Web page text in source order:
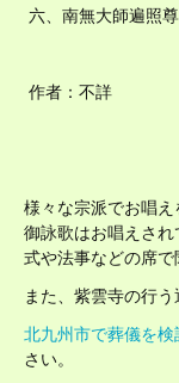
六、南無大師遍照
作者：不詳
様々な宗派でお唱
御詠歌はお唱えさ
式や法事などの席で
また、紫雲寺の行
北九州市で葬儀を
さい。